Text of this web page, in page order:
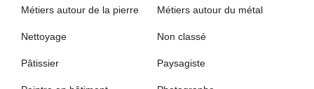
Métiers autour de la pierre Métiers autour du métal
Nettoyage Non classé
Pâtissier Paysagiste